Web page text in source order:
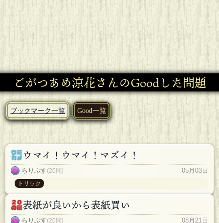
ごがつあめ涼花さんのGoodした問題
ブックマーク一覧 Good一覧
ウマイ！ウマイ！マズイ！
らりぷす(20問) 05月03日
トリック
表紙が良いから表紙買い
らりぷす(20問) 08月21日